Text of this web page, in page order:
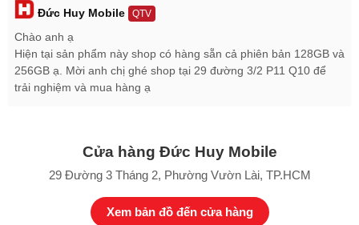
phim hay chơi game đều sống động. Đặc biệt, Samsung Galaxy
A54 5G 256GB có tấn số quét lên đến 120 Hz cân tất mọi tác vụ,
chạm vuốt mượt mà.
Đức Huy Mobile QTV
Chào anh ạ
Hiện tại sản phẩm này shop có hàng sẵn cả phiên bản 128GB và
256GB ạ. Mời anh chị ghé shop tại 29 đường 3/2 P11 Q10 để
trải nghiệm và mua hàng ạ
Cửa hàng Đức Huy Mobile
29 Đường 3 Tháng 2, Phường Vườn Lài, TP.HCM
Xem bản đồ đến cửa hàng